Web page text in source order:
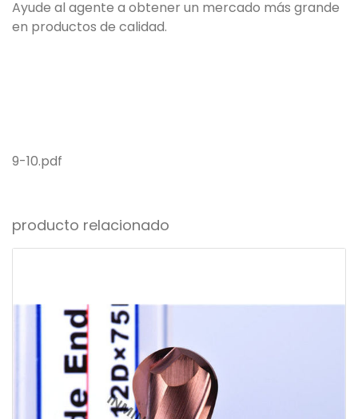
Ayude al agente a obtener un mercado más grande
en productos de calidad.
9-10.pdf
producto relacionado